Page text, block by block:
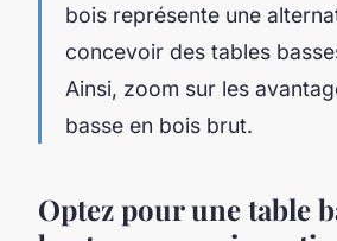
bois représente une
concevoir des tables
Ainsi, zoom sur les
basse en bois brut.
Optez pour une table